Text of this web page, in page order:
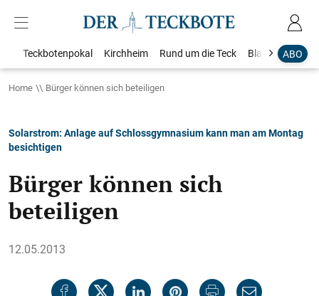
ABO
Teckbotenpokal Kirchheim Rund um die Teck Blaulicht
Home Bürger können sich beteiligen
Solarstrom: Anlage auf Schlossgymnasium kann man am Montag
besichtigen
Bürger können sich
beteiligen
12.05.2013